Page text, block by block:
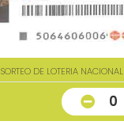
SORTEO DE LOTERIA NACIONAL
0